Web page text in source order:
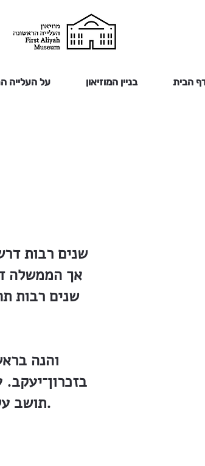
הבית בניין המוזיאון על העלייה
שנים רבות
אך הממשלה
שנים רבות
תושב על ביתו. אלה שעדיין חייבים לפיק״א שעבדו את אדמתם לחברה לפי סכום החוב.